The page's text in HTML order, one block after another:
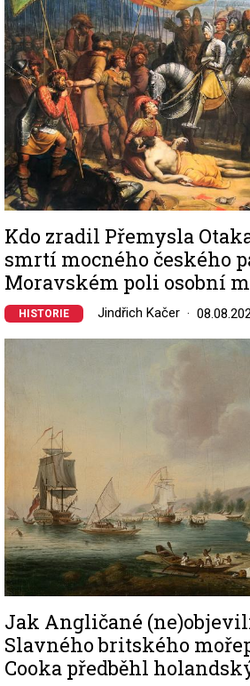
Kdo zradil Přemysla
smrtí mocného českého
Moravském poli osobní
HISTORIE Jindřich Kačer
Jak Angličané
Slavného britského
Cooka předběhl